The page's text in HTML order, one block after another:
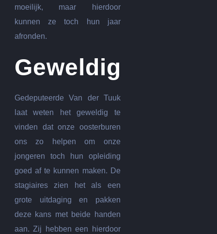
moeilijk, maar hierdoor
kunnen ze toch hun jaar
afronden.
Geweldig
Gedeputeerde Van der Tuuk
laat weten het geweldig te
vinden dat onze oosterburen
ons zo helpen om onze
jongeren toch hun opleiding
goed af te kunnen maken. De
stagiaires zien het als een
grote uitdaging en pakken
deze kans met beide handen
aan. Zij hebben een hierdoor